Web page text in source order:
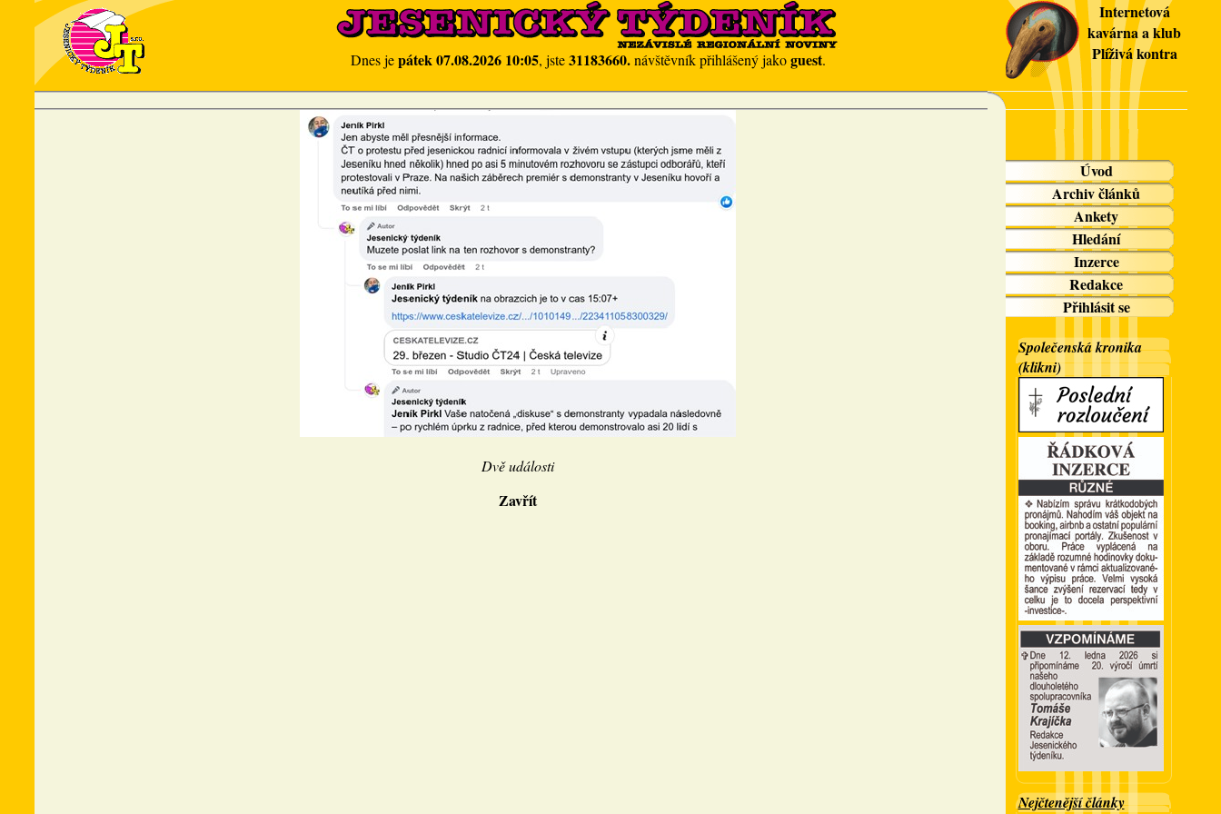
Dnes jepátek 07.08.2026 10:05, jste31183660.návštěvník přihlášený jakoguest.
Internetová
kavárna a klub
Plíživá kontra
Dvě události
Zavřít
Úvod
Archiv článků
Ankety
Hledání
Inzerce
Redakce
Přihlásit se
Společenská kronika
(klikni)
Nejčtenější články